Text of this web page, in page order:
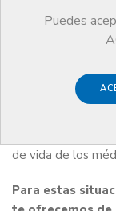
Puedes
Un familiar
de vida de los
Para estas